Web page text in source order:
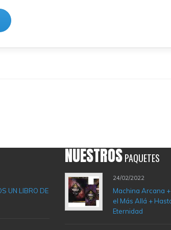
UN LIBRO DE
NUESTROSPAQUETES
24/02/2022
Machina Arcana
el Más Allá +
Eternidad